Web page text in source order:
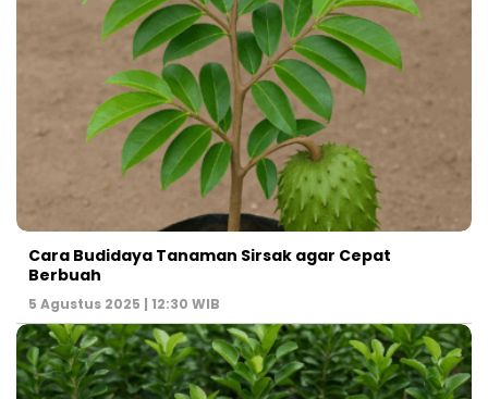
Cara Budidaya Tanaman Sirsak agar Cepat
Berbuah
5 Agustus 2025 | 12:30 WIB